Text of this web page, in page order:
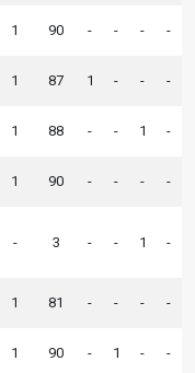
1 90 - - - -
1 87 1 - - -
1 88 - - 1 -
1 90 - - - -
- 3 - - 1 -
1 81 - - - -
1 90 - 1 - -